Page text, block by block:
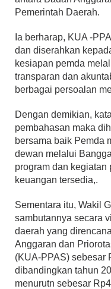
Pemerintah Daerah.
Ia berharap, KUA -
dan diserahkan
kesiapan pemda
transparan dan
berbagai persoalan
Dengan demikian,
pembahasan maka
bersama baik Pemda
dewan melalui
program dan kegiatan
keuangan tersedia,.
Sementara itu, Wakil
sambutannya secara
daerah yang
Anggaran dan
(KUA-PPAS) sebesar
dibandingkan tahun
menurutn sebesar